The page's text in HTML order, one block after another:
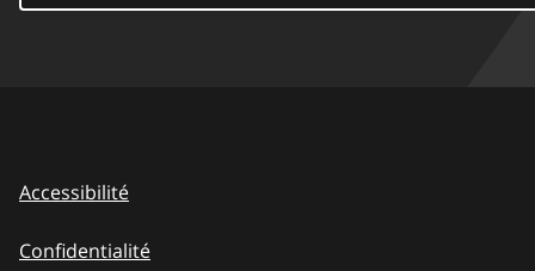
Accessibilité
Confidentialité